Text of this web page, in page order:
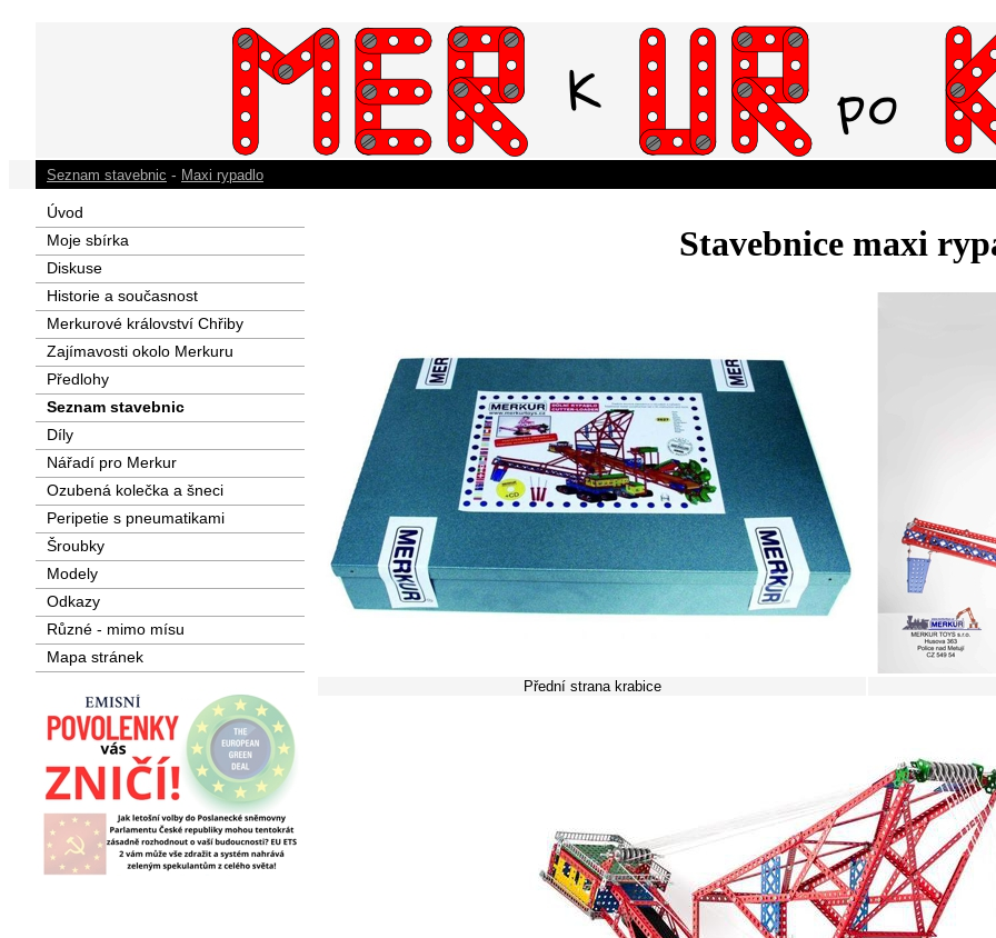
Seznam stavebnic - Maxi rypadlo
Úvod
Moje sbírka
Diskuse
Historie a současnost
Merkurové království Chřiby
Zajímavosti okolo Merkuru
Předlohy
Seznam stavebnic
Díly
Nářadí pro Merkur
Ozubená kolečka a šneci
Peripetie s pneumatikami
Šroubky
Modely
Odkazy
Různé - mimo mísu
Mapa stránek
Stavebnice maxi
Přední strana krabice